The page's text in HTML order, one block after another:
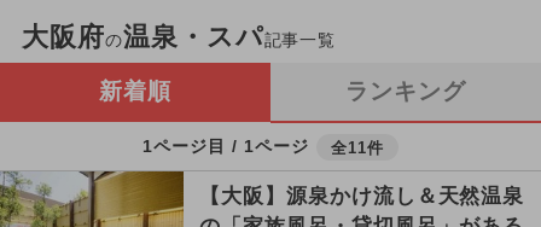
大阪府の温泉・スパ記事一覧
新着順 ランキング
1ページ目 / 1ページ 全11件
【大阪】源泉かけ流し＆天然温泉